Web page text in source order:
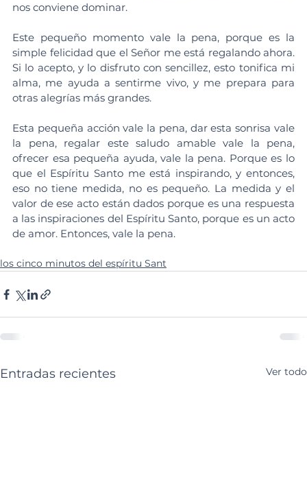
nos conviene dominar.
Este pequeño momento vale la pena, porque es la
simple felicidad que el Señor me está regalando ahora.
Si lo acepto, y lo disfruto con sencillez, esto tonifica mi
alma, me ayuda a sentirme vivo, y me prepara para
otras alegrías más grandes.
Esta pequeña acción vale la pena, dar esta sonrisa vale
la pena, regalar este saludo amable vale la pena,
ofrecer esa pequeña ayuda, vale la pena. Porque es lo
que el Espíritu Santo me está inspirando, y entonces,
eso no tiene medida, no es pequeño. La medida y el
valor de ese acto están dados porque es una respuesta
a las inspiraciones del Espíritu Santo, porque es un acto
de amor. Entonces, vale la pena.
los cinco minutos del espíritu Sant
Entradas recientes Ver todo